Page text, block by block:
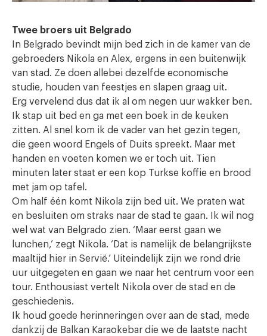
Twee broers uit Belgrado
In Belgrado bevindt mijn bed zich in de kamer van de
gebroeders Nikola en Alex, ergens in een buitenwijk
van stad. Ze doen allebei dezelfde economische
studie, houden van feestjes en slapen graag uit.
Erg vervelend dus dat ik al om negen uur wakker ben.
Ik stap uit bed en ga met een boek in de keuken
zitten. Al snel kom ik de vader van het gezin tegen,
die geen woord Engels of Duits spreekt. Maar met
handen en voeten komen we er toch uit. Tien
minuten later staat er een kop Turkse koffie en brood
met jam op tafel.
Om half één komt Nikola zijn bed uit. We praten wat
en besluiten om straks naar de stad te gaan. Ik wil nog
wel wat van Belgrado zien. ‘Maar eerst gaan we
lunchen,’ zegt Nikola. ‘Dat is namelijk de belangrijkste
maaltijd hier in Servië.’ Uiteindelijk zijn we rond drie
uur uitgegeten en gaan we naar het centrum voor een
tour. Enthousiast vertelt Nikola over de stad en de
geschiedenis.
Ik houd goede herinneringen over aan de stad, mede
dankzij de Balkan Karaokebar die we de laatste nacht